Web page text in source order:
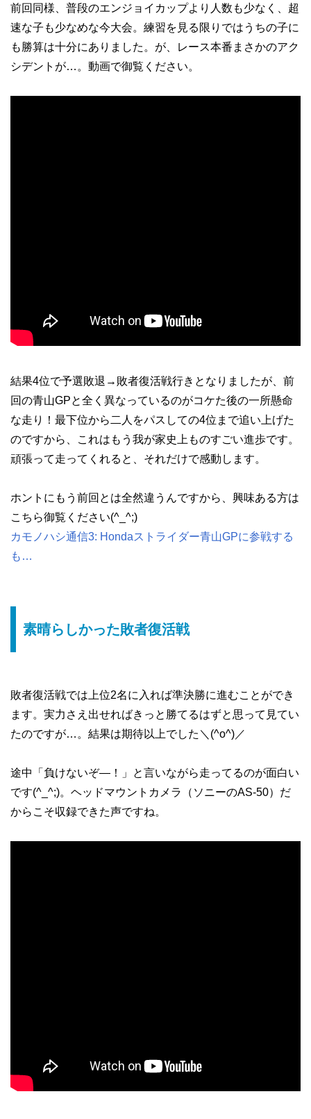
前回同様、普段のエンジョイカップより人数も少なく、超
速な子も少なめな今大会。練習を見る限りではうちの子に
も勝算は十分にありました。が、レース本番まさかのアク
シデントが…。動画で御覧ください。
結果4位で予選敗退→敗者復活戦行きとなりましたが、前
回の青山GPと全く異なっているのがコケた後の一所懸命
な走り！最下位から二人をパスしての4位まで追い上げた
のですから、これはもう我が家史上ものすごい進歩です。
頑張って走ってくれると、それだけで感動します。
ホントにもう前回とは全然違うんですから、興味ある方は
こちら御覧ください(^_^;)
カモノハシ通信3: Hondaストライダー青山GPに参戦する
も…
素晴らしかった敗者復活戦
敗者復活戦では上位2名に入れば準決勝に進むことができ
ます。実力さえ出せればきっと勝てるはずと思って見てい
たのですが…。結果は期待以上でした＼(^o^)／
途中「負けないぞ―！」と言いながら走ってるのが面白い
です(^_^;)。ヘッドマウントカメラ（ソニーのAS-50）だ
からこそ収録できた声ですね。